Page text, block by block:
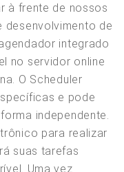
à frente de nossos
desenvolvimento de
integrado
no servidor online
O Scheduler
e pode
independente.
para realizar
suas tarefas
Uma vez